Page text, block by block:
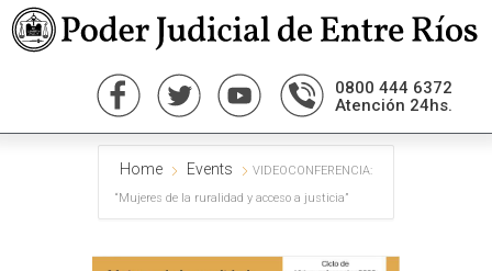
0800 444 6372
Atención 24hs.
Home Events
VIDEOCONFERENCIA:
“Mujeres de la ruralidad y acceso a justicia”